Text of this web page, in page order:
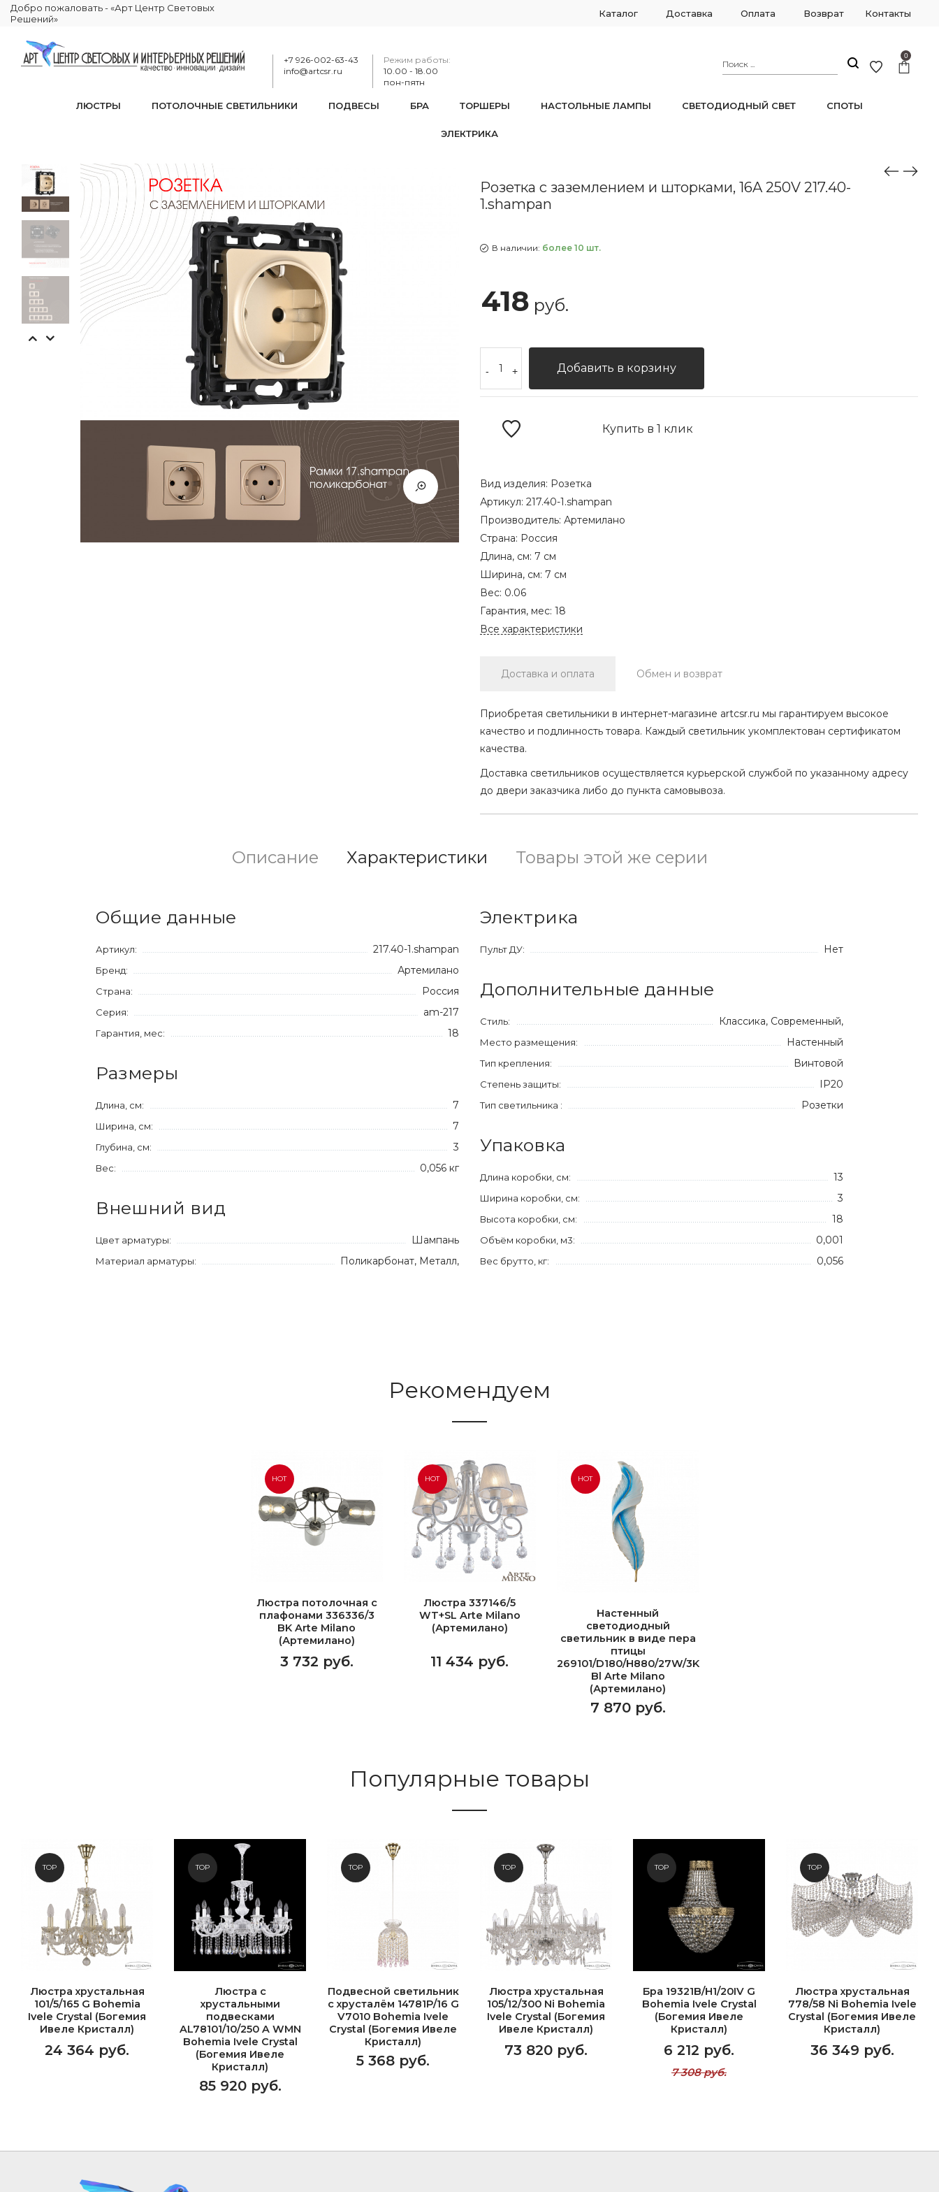
Добро пожаловать - «Арт Центр Световых
Решений»
Каталог Доставка Оплата Возврат Контакты
+7 926-002-63-43
info@artcsr.ru
Режим работы:
10.00 - 18.00
пон-пятн
0
ЛЮСТРЫ ПОТОЛОЧНЫЕ СВЕТИЛЬНИКИ ПОДВЕСЫ БРА ТОРШЕРЫ НАСТОЛЬНЫЕ ЛАМПЫ СВЕТОДИОДНЫЙ СВЕТ СПОТЫ
ЭЛЕКТРИКА
Розетка с заземлением и шторками, 16A 250V 217.40-
1.shampan
В наличии: более 10 шт.
418 руб.
- + Добавить в корзину
Купить в 1 клик
Вид изделия: Розетка
Артикул: 217.40-1.shampan
Производитель: Артемилано
Страна: Россия
Длина, см: 7 см
Ширина, см: 7 см
Вес: 0.06
Гарантия, мес: 18
Все характеристики
Доставка и оплата Обмен и возврат
Приобретая светильники в интернет-магазине artcsr.ru мы гарантируем высокое
качество и подлинность товара. Каждый светильник укомплектован сертификатом
качества.
Доставка светильников осуществляется курьерской службой по указанному адресу
до двери заказчика либо до пункта самовывоза.
Описание Характеристики Товары этой же серии
Общие данные
Артикул: 217.40-1.shampan
Бренд: Артемилано
Страна: Россия
Серия: am-217
Гарантия, мес: 18
Размеры
Длина, см: 7
Ширина, см: 7
Глубина, см: 3
Вес: 0,056 кг
Внешний вид
Цвет арматуры: Шампань
Материал арматуры: Поликарбонат, Металл,
Электрика
Пульт ДУ: Нет
Дополнительные данные
Стиль: Классика, Современный,
Место размещения: Настенный
Тип крепления: Винтовой
Степень защиты: IP20
Тип светильника : Розетки
Упаковка
Длина коробки, см: 13
Ширина коробки, см: 3
Высота коробки, см: 18
Объём коробки, м3: 0,001
Вес брутто, кг: 0,056
Рекомендуем
HOT
Люстра потолочная с
плафонами 336336/3
BK Arte Milano
(Артемилано)
3 732 руб.
HOT
Люстра 337146/5
WT+SL Arte Milano
(Артемилано)
11 434 руб.
HOT
Настенный
светодиодный
светильник в виде пера
птицы
269101/D180/H880/27W/3K
Bl Arte Milano
(Артемилано)
7 870 руб.
Популярные товары
TOP
Люстра хрустальная
101/5/165 G Bohemia
Ivele Crystal (Богемия
Ивеле Кристалл)
24 364 руб.
TOP
Люстра с
хрустальными
подвесками
AL78101/10/250 A WMN
Bohemia Ivele Crystal
(Богемия Ивеле
Кристалл)
85 920 руб.
TOP
Подвесной светильник
с хрусталём 14781P/16 G
V7010 Bohemia Ivele
Crystal (Богемия Ивеле
Кристалл)
5 368 руб.
TOP
Люстра хрустальная
105/12/300 Ni Bohemia
Ivele Crystal (Богемия
Ивеле Кристалл)
73 820 руб.
TOP
Бра 19321B/H1/20IV G
Bohemia Ivele Crystal
(Богемия Ивеле
Кристалл)
6 212 руб.
7 308 руб.
TOP
Люстра хрустальная
778/58 Ni Bohemia Ivele
Crystal (Богемия Ивеле
Кристалл)
36 349 руб.